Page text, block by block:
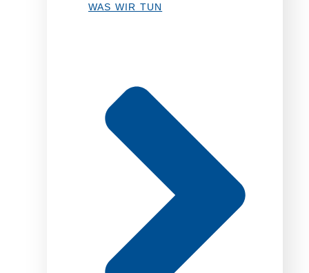
WAS WIR TUN